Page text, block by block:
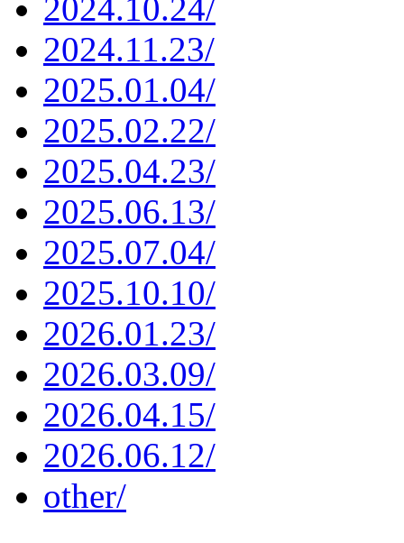
2024.10.24/
2024.11.23/
2025.01.04/
2025.02.22/
2025.04.23/
2025.06.13/
2025.07.04/
2025.10.10/
2026.01.23/
2026.03.09/
2026.04.15/
2026.06.12/
other/